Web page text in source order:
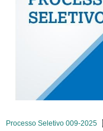
Processo Seletivo 009-2025